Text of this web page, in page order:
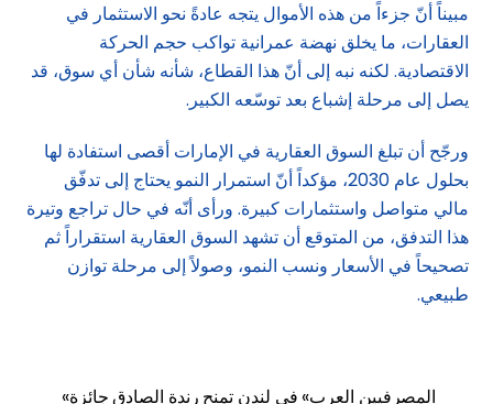
مبيناً أنّ جزءاً من هذه الأموال يتجه عادةً نحو الاستثمار في
العقارات، ما يخلق نهضة عمرانية تواكب حجم الحركة
الاقتصادية. لكنه نبه إلى أنّ هذا القطاع، شأنه شأن أي سوق، قد
يصل إلى مرحلة إشباع بعد توسّعه الكبير.
ورجّح أن تبلغ السوق العقارية في الإمارات أقصى استفادة لها
بحلول عام 2030، مؤكداً أنّ استمرار النمو يحتاج إلى تدفّق
مالي متواصل واستثمارات كبيرة. ورأى أنّه في حال تراجع وتيرة
هذا التدفق، من المتوقع أن تشهد السوق العقارية استقراراً ثم
تصحيحاً في الأسعار ونسب النمو، وصولاً إلى مرحلة توازن
طبيعي.
«المصرفيين العرب» في لندن تمنح رندة الصادق جائزة